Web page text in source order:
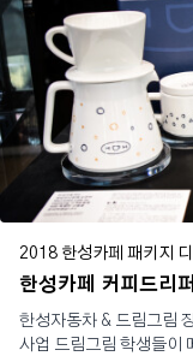
2018 한성카페 패키지
한성카페 커피드리
한성자동차 & 드림그림
사업 드림그림 학생들이